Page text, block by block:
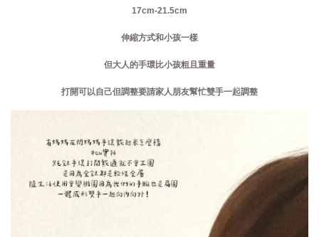
17cm-21.5cm
伸縮方式和小孩一樣
但大人的手環比小孩粗且重量
打開可以自己但調整要請家人朋友幫忙雙手一起調整